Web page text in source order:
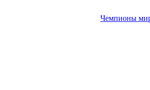
Чемпионы